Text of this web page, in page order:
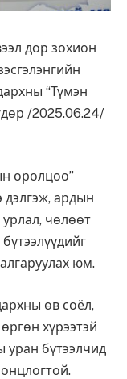
дор зохион
“Түмэн
/2025.06.24/
оролцоо”
дэлгэж, ардын
чөлөөт
юм.
өв соёл,
хүрээтэй
бүтээлчид